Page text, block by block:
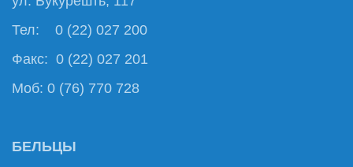
Тел: 0 (22) 027 200
Факс: 0 (22) 027 201
Моб: 0 (76) 770 728
БЕЛЬЦЫ